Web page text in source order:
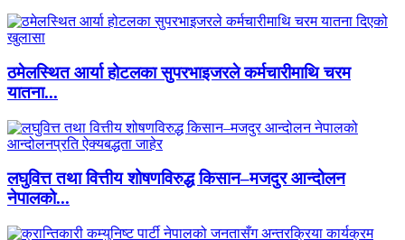
ठमेलस्थित आर्या होटलका सुपरभाइजरले कर्मचारीमाथि चरम
यातना...
लघुवित्त तथा वित्तीय शोषणविरुद्ध किसान–मजदुर आन्दोलन
नेपालको...